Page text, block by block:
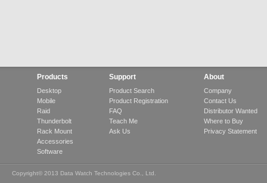
Products
Desktop
Mobile
Raid
Thunderbolt
Rack Mount
Accessories
Software
Support
Product Search
Product Registration
FAQ
Teach Me
Ask Us
About
Company
Contact Us
Distributor Wanted
Where to Buy
Privacy Statement
Copyright© 2013 Data Watch Technologies Co., Ltd.